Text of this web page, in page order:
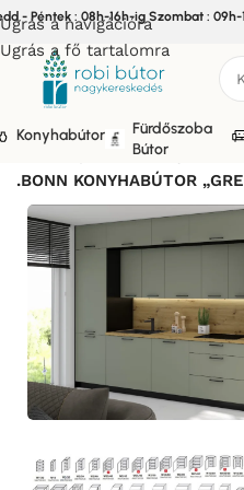
Ugrás a navigációra
Ugrás a fő tartalomra
- Péntek : 08h-16h-ig Szombat :
Konyhabútor
Fürdőszoba
Bútor
Bútor/Konyhabútor
.BONN KONYHABÚTOR